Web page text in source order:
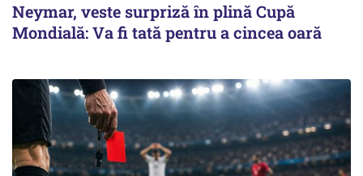
Neymar, veste surpriză în plină Cupă
Mondială: Va fi tată pentru a cincea oară